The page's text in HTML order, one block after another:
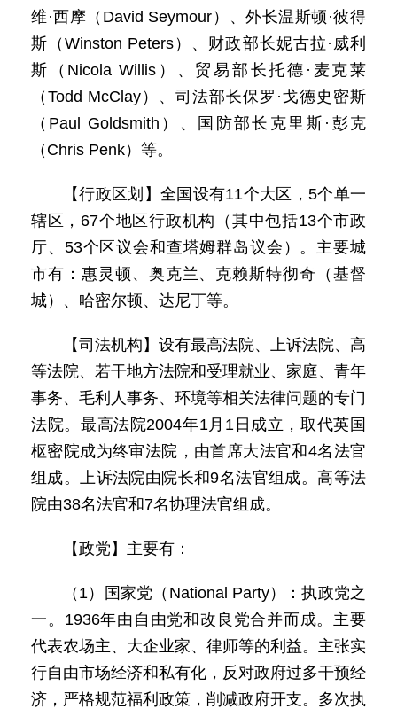
维·西摩（David Seymour）、外长温斯顿·彼得
斯（Winston Peters）、财政部长妮古拉·威利
斯（Nicola Willis）、贸易部长托德·麦克莱
（Todd McClay）、司法部长保罗·戈德史密斯
（Paul Goldsmith）、国防部长克里斯·彭克
（Chris Penk）等。
【行政区划】全国设有11个大区，5个单一
辖区，67个地区行政机构（其中包括13个市政
厅、53个区议会和查塔姆群岛议会）。主要城
市有：惠灵顿、奥克兰、克赖斯特彻奇（基督
城）、哈密尔顿、达尼丁等。
【司法机构】设有最高法院、上诉法院、高
等法院、若干地方法院和受理就业、家庭、青年
事务、毛利人事务、环境等相关法律问题的专门
法院。最高法院2004年1月1日成立，取代英国
枢密院成为终审法院，由首席大法官和4名法官
组成。上诉法院由院长和9名法官组成。高等法
院由38名法官和7名协理法官组成。
【政党】主要有：
（1）国家党（National Party）：执政党之
一。1936年由自由党和改良党合并而成。主要
代表农场主、大企业家、律师等的利益。主张实
行自由市场经济和私有化，反对政府过多干预经
济，严格规范福利政策，削减政府开支。多次执